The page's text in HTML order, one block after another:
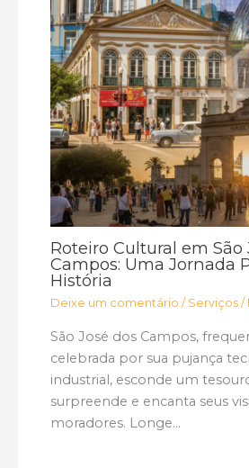
Roteiro Cultural em São
Campos: Uma Jornada
História
Deixe um comentário / Serviços /
São José dos Campos,
celebrada por sua pujança
industrial, esconde um
surpreende e encanta seus
moradores. Longe…